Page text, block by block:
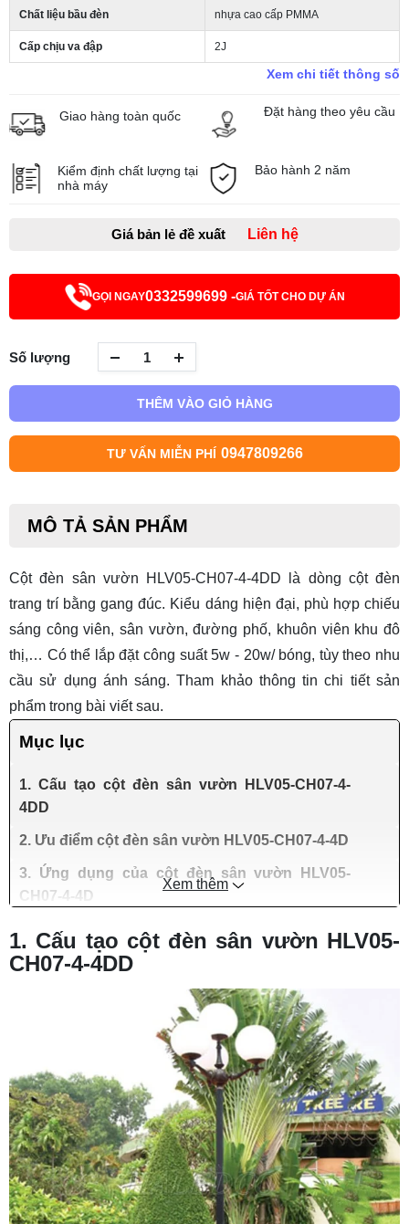
Chất liệu bầu đèn nhựa cao cấp PMMA
Cấp chịu va đập 2J
Xem chi tiết thông số
Giao hàng toàn quốc Đặt hàng theo yêu cầu
Kiểm định chất lượng tại
nhà máy
Bảo hành 2 năm
Giá bản lẻ đề xuất Liên hệ
GỌI NGAY0332599699 -GIÁ TỐT CHO DỰ ÁN
Số lượng
THÊM VÀO GIỎ HÀNG
TƯ VẤN MIỄN PHÍ 0947809266
MÔ TẢ SẢN PHẨM
Cột đèn sân vườn HLV05-CH07-4-4DD là dòng cột đèn
trang trí bằng gang đúc. Kiểu dáng hiện đại, phù hợp chiếu
sáng công viên, sân vườn, đường phố, khuôn viên khu đô
thị,… Có thể lắp đặt công suất 5w - 20w/ bóng, tùy theo nhu
cầu sử dụng ánh sáng.Tham khảo thông tin chi tiết sản
phẩm trong bài viết sau.
Mục lục
1. Cấu tạo cột đèn sân vườn HLV05-CH07-4-
4DD
2. Ưu điểm cột đèn sân vườn HLV05-CH07-4-4D
3. Ứng dụng của cột đèn sân vườn HLV05-
CH07-4-4D
4. Tư vấn mua cột đèn sân vườn HLV05-CH07-
4-4D giá tốt tại HALEDCO
Xem thêm
1. Cấu tạo cột đèn sân vườn HLV05-
CH07-4-4DD